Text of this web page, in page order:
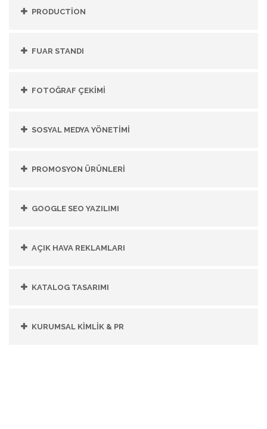
PRODUCTİON
FUAR STANDI
FOTOĞRAF ÇEKİMİ
SOSYAL MEDYA YÖNETİMİ
PROMOSYON ÜRÜNLERİ
GOOGLE SEO YAZILIMI
AÇIK HAVA REKLAMLARI
KATALOG TASARIMI
KURUMSAL KİMLİK & PR